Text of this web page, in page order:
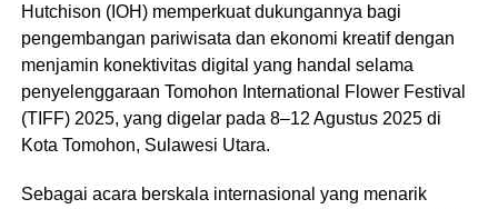
Hutchison (IOH) memperkuat dukungannya bagi
pengembangan pariwisata dan ekonomi kreatif dengan
menjamin konektivitas digital yang handal selama
penyelenggaraan Tomohon International Flower Festival
(TIFF) 2025, yang digelar pada 8–12 Agustus 2025 di
Kota Tomohon, Sulawesi Utara.
Sebagai acara berskala internasional yang menarik